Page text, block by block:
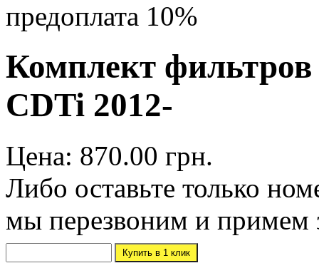
предоплата 10%
Комплект
CDTi 2012-
Цена: 870.00 грн.
Либо оставьте только
мы перезвоним и примем